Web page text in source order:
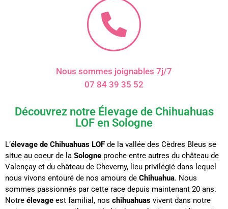
Nous sommes joignables 7j/7
07 84 39 35 52
Découvrez notre Élevage de Chihuahuas
LOF en Sologne
L’élevage de Chihuahuas LOF de la vallée des Cèdres Bleus se
situe au coeur de la Sologne proche entre autres du château de
Valençay et du château de Cheverny, lieu privilégié dans lequel
nous vivons entouré de nos amours de Chihuahua. Nous
sommes passionnés par cette race depuis maintenant 20 ans.
Notre élevage est familial, nos chihuahuas vivent dans notre